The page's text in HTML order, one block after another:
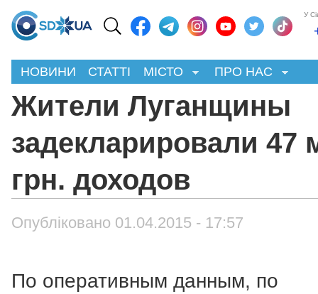
У
НОВИНИ СТАТТІ МІСТО ПРО НАС
Жители Луганщины
задекларировали 47
грн. доходов
Опубліковано 01.04.2015 - 17:57
По оперативным данным, по